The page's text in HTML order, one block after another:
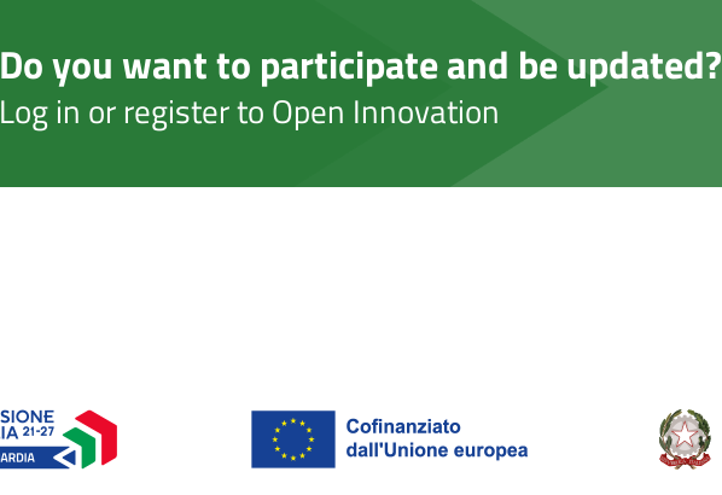
Do you want to participate and be updated?
Log in or register to Open Innovation